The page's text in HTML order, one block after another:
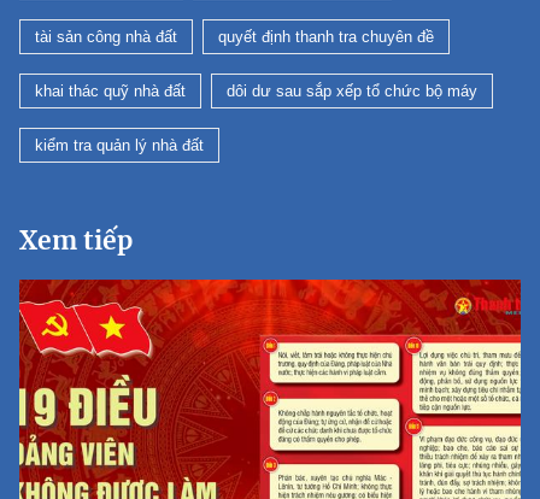
tài sản công nhà đất quyết định thanh tra chuyên đề
khai thác quỹ nhà đất dôi dư sau sắp xếp tổ chức bộ máy
kiểm tra quản lý nhà đất
Xem tiếp